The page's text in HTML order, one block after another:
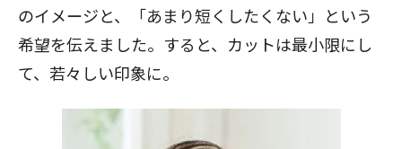
のイメージと、「あまり短くしたくない」という
希望を伝えました。すると、カットは最小限にし
て、若々しい印象に。